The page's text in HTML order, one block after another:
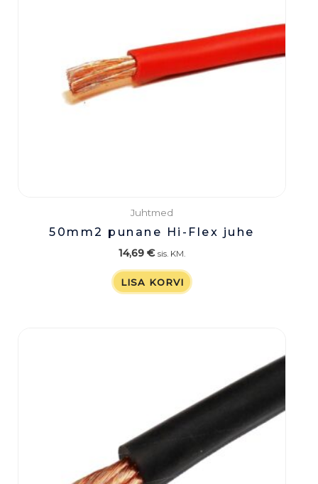
Juhtmed
50mm2 punane Hi-Flex juhe
14,69 € sis. KM.
LISA KORVI